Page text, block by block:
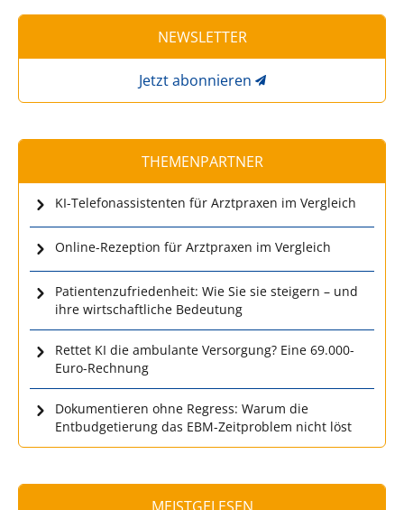
NEWSLETTER
Jetzt abonnieren
THEMENPARTNER
KI-Telefonassistenten für Arztpraxen im Vergleich
Online-Rezeption für Arztpraxen im Vergleich
Patientenzufriedenheit: Wie Sie sie steigern – und
ihre wirtschaftliche Bedeutung
Rettet KI die ambulante Versorgung? Eine 69.000-
Euro-Rechnung
Dokumentieren ohne Regress: Warum die
Entbudgetierung das EBM-Zeitproblem nicht löst
MEISTGELESEN